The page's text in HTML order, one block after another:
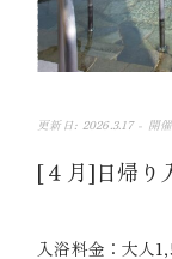
2026.3.17 - 開
[４月]日帰り
入浴料金：大人